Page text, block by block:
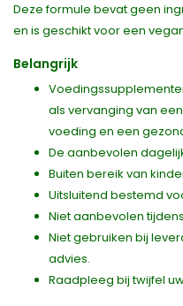
Deze formule bevat geen
en is geschikt voor een
Belangrijk
als vervanging van
voeding en een
De aanbevolen
Buiten bereik van
Uitsluitend bestemd
Niet aanbevolen
Niet gebruiken bij
advies.
Raadpleeg bij twijfel